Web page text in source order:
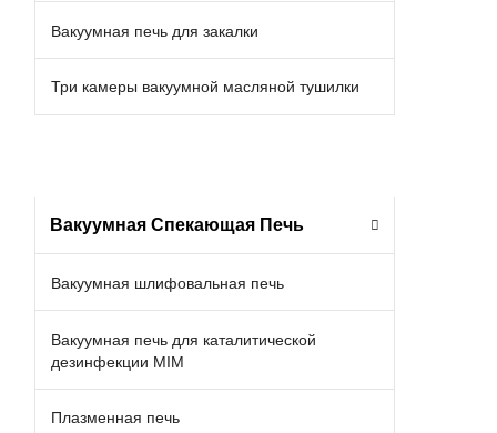
Вакуумная печь для закалки
Три камеры вакуумной масляной тушилки
Вакуумная Спекающая Печь
Вакуумная шлифовальная печь
Вакуумная печь для каталитической
дезинфекции MIM
Плазменная печь